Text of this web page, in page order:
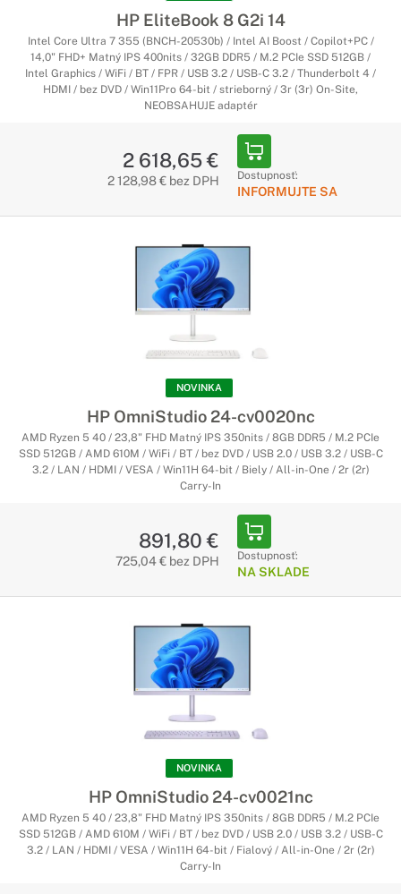
HP EliteBook 8 G2i 14
Intel Core Ultra 7 355 (BNCH-20530b) / Intel AI Boost / Copilot+PC /
14,0" FHD+ Matný IPS 400nits / 32GB DDR5 / M.2 PCIe SSD 512GB /
Intel Graphics / WiFi / BT / FPR / USB 3.2 / USB-C 3.2 / Thunderbolt 4 /
HDMI / bez DVD / Win11Pro 64-bit / strieborný / 3r (3r) On-Site,
NEOBSAHUJE adaptér
2 618,65 €
2 128,98 € bez DPH Dostupnosť:
INFORMUJTE SA
NOVINKA
HP OmniStudio 24-cv0020nc
AMD Ryzen 5 40 / 23,8" FHD Matný IPS 350nits / 8GB DDR5 / M.2 PCIe
SSD 512GB / AMD 610M / WiFi / BT / bez DVD / USB 2.0 / USB 3.2 / USB-C
3.2 / LAN / HDMI / VESA / Win11H 64-bit / Biely / All-in-One / 2r (2r)
Carry-In
891,80 €
725,04 € bez DPH Dostupnosť:
NA SKLADE
NOVINKA
HP OmniStudio 24-cv0021nc
AMD Ryzen 5 40 / 23,8" FHD Matný IPS 350nits / 8GB DDR5 / M.2 PCIe
SSD 512GB / AMD 610M / WiFi / BT / bez DVD / USB 2.0 / USB 3.2 / USB-C
3.2 / LAN / HDMI / VESA / Win11H 64-bit / Fialový / All-in-One / 2r (2r)
Carry-In